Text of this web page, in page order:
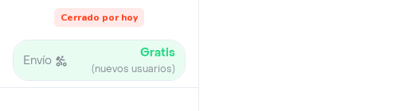
Cerrado por hoy
Envío Gratis
(nuevos usuarios)